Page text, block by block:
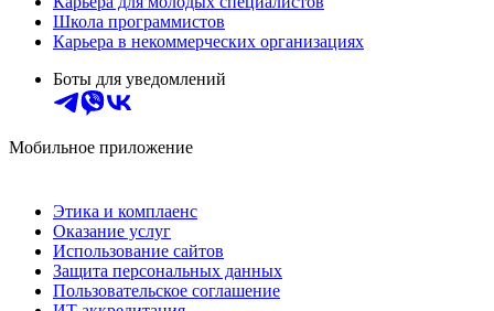
Школа программистов
Карьера в некоммерческих организациях
Боты для уведомлений
Мобильное приложение
Этика и комплаенс
Оказание услуг
Использование сайтов
Защита персональных данных
Пользовательское соглашение